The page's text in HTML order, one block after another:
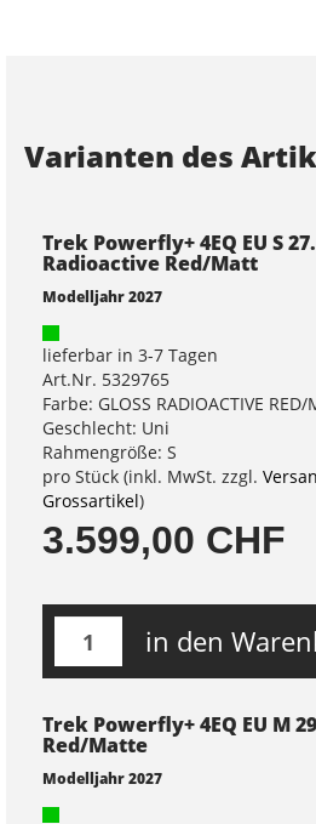
Varianten des
Trek Powerfly+ 4EQ EU S
Radioactive Red/Matt
Modelljahr 2027
lieferbar in 3-7 Tagen
Art.Nr. 5329765
Farbe: GLOSS RADIOACTIVE RED/
Geschlecht: Uni
Rahmengröße: S
pro Stück (inkl. MwSt. zzgl.
Grossartikel)
3.599,00 CHF
in den
Trek Powerfly+ 4EQ EU M
Red/Matte
Modelljahr 2027